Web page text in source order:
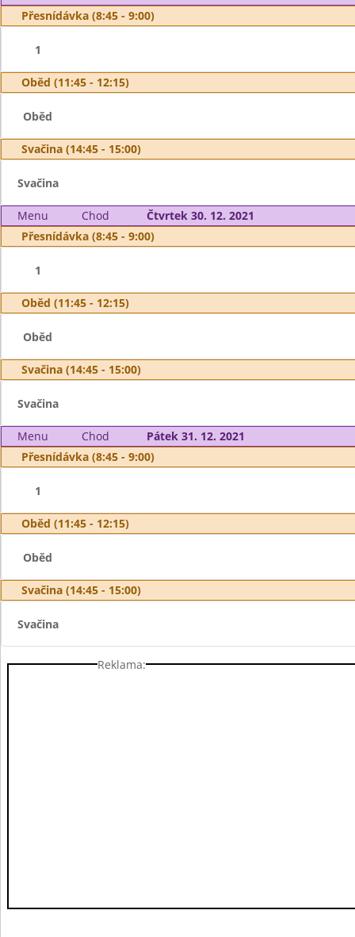
Přesnídávka (8:45 - 9:00)
1
Oběd (11:45 - 12:15)
Oběd
Svačina (14:45 - 15:00)
Svačina
Menu Chod
Čtvrtek 30. 12. 2021
Přesnídávka (8:45 - 9:00)
1
Oběd (11:45 - 12:15)
Oběd
Svačina (14:45 - 15:00)
Svačina
Menu Chod
Pátek 31. 12. 2021
Přesnídávka (8:45 - 9:00)
1
Oběd (11:45 - 12:15)
Oběd
Svačina (14:45 - 15:00)
Svačina
Reklama: